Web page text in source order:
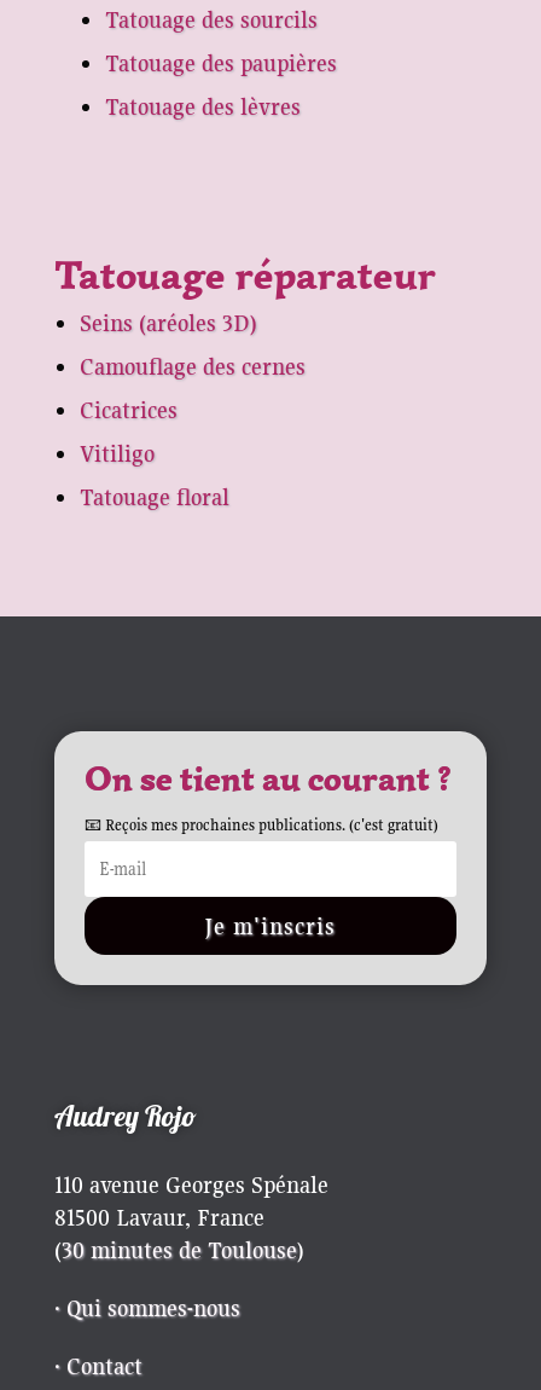
Tatouage des sourcils
Tatouage des paupières
Tatouage des lèvres
Tatouage réparateur
Seins (aréoles 3D)
Camouflage des cernes
Cicatrices
Vitiligo
Tatouage floral
On se tient au courant ?
📧 Reçois mes prochaines publications. (c'est gratuit)
Je m'inscris
Audrey Rojo
110 avenue Georges Spénale
81500 Lavaur, France
(30 minutes de Toulouse)
· Qui sommes-nous
· Contact